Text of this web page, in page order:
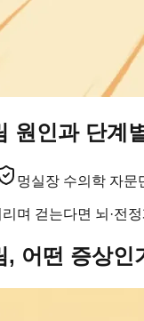
원인과 단계
멍실장 수의학 자문
며 걷는다면 뇌·전
, 어떤 증상인